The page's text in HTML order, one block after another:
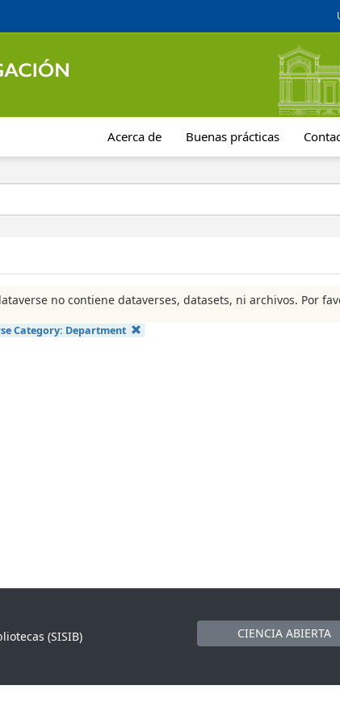
Acerca de Buenas prácticas
no contiene dataverses, datasets, ni archivos. Por
Category: Department
(SISIB)
CIENCIA ABIERTA